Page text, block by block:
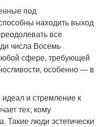
под
находить выход
все
числа Восемь
сфере, требующей
особенно — в
и стремление к
тех, кому
Такие люди эстетически